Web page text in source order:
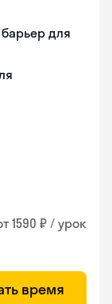
для
1590 ₽ / урок
время